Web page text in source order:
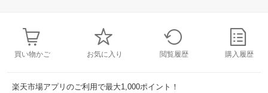
買い物かご お気に入り 閲覧履歴 購入履歴
楽天市場アプリのご利用で最大1,000ポイント！